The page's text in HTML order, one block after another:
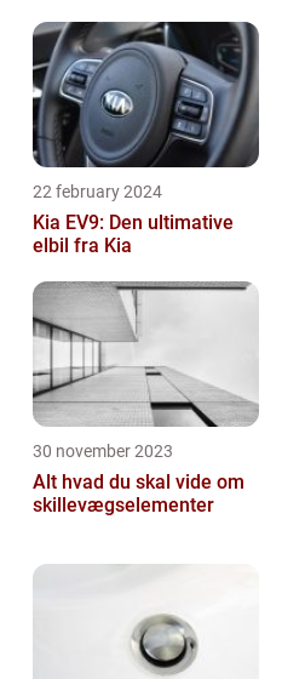
22 february 2024
Kia EV9: Den ultimative
elbil fra Kia
30 november 2023
Alt hvad du skal vide om
skillevægselementer